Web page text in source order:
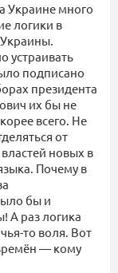
Украине много
логики в
устраивать
подписано
президента
их бы не
всего. Не
от
новых в
Почему в
бы и
А раз логика
то воля. Вот
— кому